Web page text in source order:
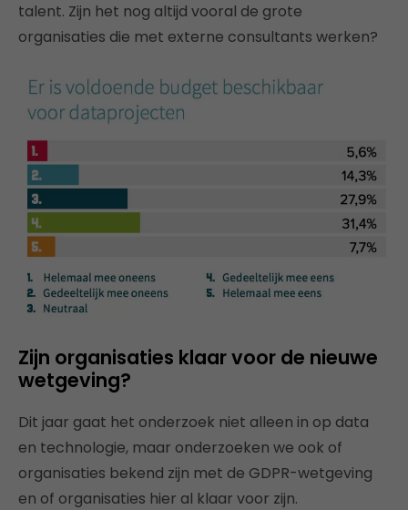
talent. Zijn het nog altijd vooral de grote
organisaties die met externe consultants werken?
Zijn organisaties klaar voor de nieuwe
wetgeving?
Dit jaar gaat het onderzoek niet alleen in op data
en technologie, maar onderzoeken we ook of
organisaties bekend zijn met de GDPR-wetgeving
en of organisaties hier al klaar voor zijn.